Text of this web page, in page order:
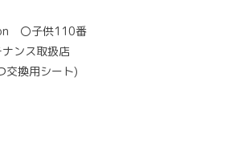
〇子供110番
ンス取扱店
交換用シート)